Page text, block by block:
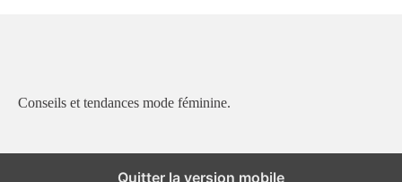
Conseils et tendances mode féminine.
Quitter la version mobile